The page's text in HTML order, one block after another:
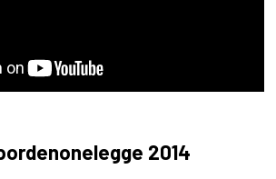
2014